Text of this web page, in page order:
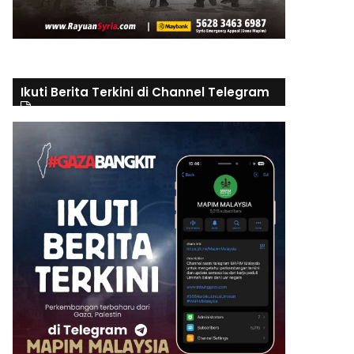
Ikuti Berita Terkini di Channel Telegram